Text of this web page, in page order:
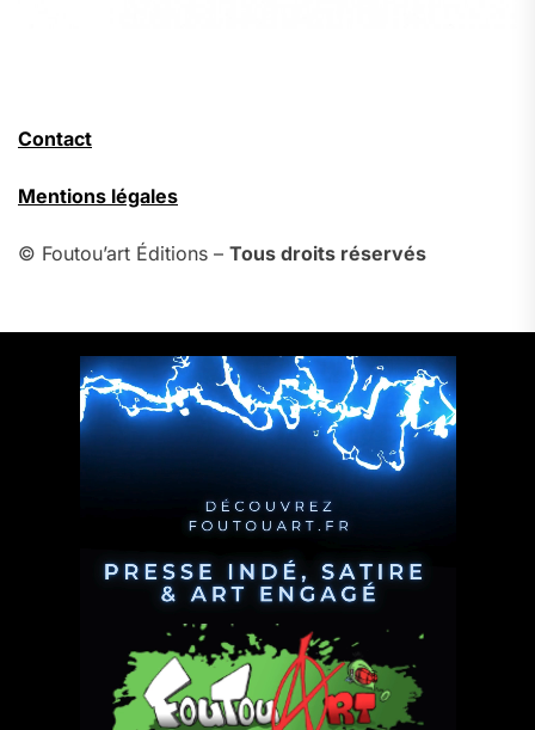
Contact
Mentions légales
© Foutou’art Éditions – Tous droits réservés